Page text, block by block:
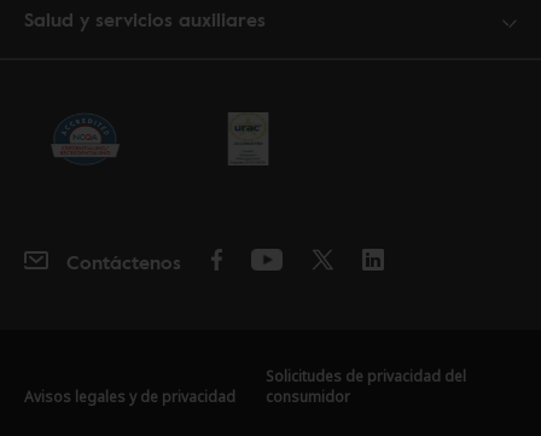
Salud y servicios auxiliares
Contáctenos
Avisos legales y de privacidad
Solicitudes de privacidad del
consumidor